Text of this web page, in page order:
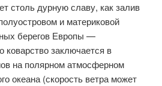
столь дурную славу, как залив
и материковой
берегов Европы —
коварство заключается в
на полярном атмосферном
океана (скорость ветра может